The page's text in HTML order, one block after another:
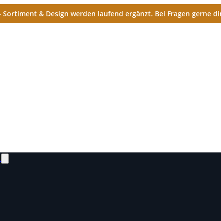
Sortiment & Design werden laufend ergänzt. Bei Fragen gerne